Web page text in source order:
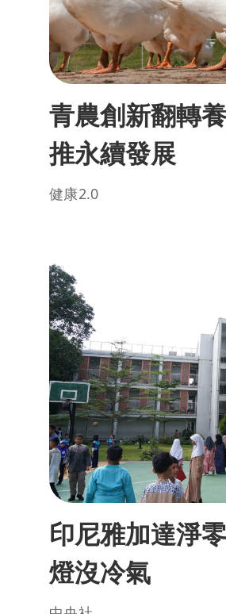
青農創新翻轉
推永續發展
健康2.0
印尼雅加達淨
燈沒冷氣